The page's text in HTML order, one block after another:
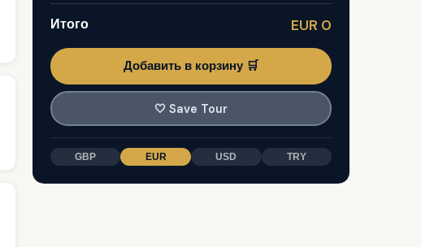
Итого EUR 0
Добавить в корзину 🛒
🤍 Save Tour
GBP EUR USD TRY